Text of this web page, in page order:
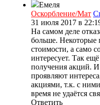
Емеля
Оскорбление/Мат
31 июля 2017 в
На самом деле
больше.
стоимости, а само
интересует. Так
получения акций.
проявляют
акциями, т.к. с
время не удаётся
Ответить